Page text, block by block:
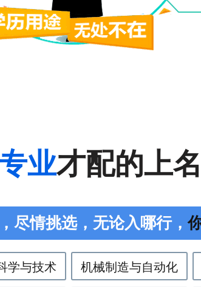
业才配的上
尽情挑选，无论入哪行，
学与技术 机械制造与自动化